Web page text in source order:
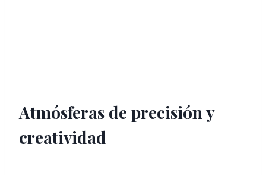
Atmósferas de precisión y
creatividad